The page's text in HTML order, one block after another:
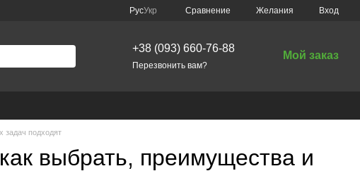
РусУкр Сравнение Желания Вход
+38 (093) 660-76-88
Перезвонить вам?
Мой заказ
задач подходят
выбрать, преимущества и